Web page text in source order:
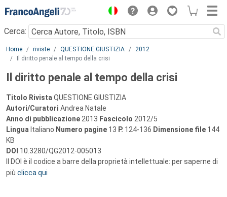
Menu
Cerca:
Main content
Home riviste QUESTIONE GIUSTIZIA
2012
Il diritto penale al tempo della crisi
Il diritto penale al tempo della crisi
Titolo Rivista QUESTIONE GIUSTIZIA
Autori/Curatori Andrea Natale
Anno di pubblicazione 2013 Fascicolo 2012/5
Lingua Italiano Numero pagine 13 P. 124-136 Dimensione file 144
KB
DOI 10.3280/QG2012-005013
Il DOI è il codice a barre della proprietà intellettuale: per saperne di
più clicca qui